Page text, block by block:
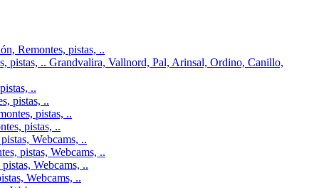
Remontes, pistas, ..
pistas, .. Grandvalira, Vallnord, Pal, Arinsal, Ordino, Canillo,
..
pistas, ..
pistas, ..
pistas, ..
Webcams, ..
pistas, Webcams, ..
Webcams, ..
Webcams, ..